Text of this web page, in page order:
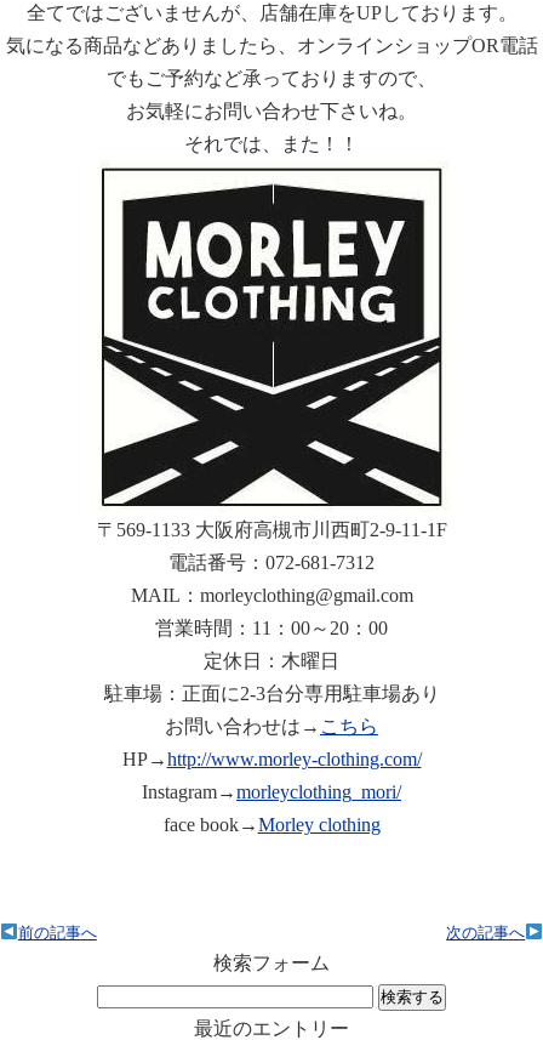
全てではございませんが、店舗在庫をUPしております。
気になる商品などありましたら、オンラインショップOR電話
でもご予約など承っておりますので、
お気軽にお問い合わせ下さいね。
それでは、また！！
〒569-1133 大阪府高槻市川西町2-9-11-1F
電話番号：072-681-7312
MAIL：morleyclothing@gmail.com
営業時間：11：00～20：00
定休日：木曜日
駐車場：正面に2-3台分専用駐車場あり
お問い合わせは→ こちら
HP→http://www.morley-clothing.com/
Instagram→morleyclothing_mori/
face book→Morley clothing
次の記事へ
前の記事へ
検索フォーム
最近のエントリー